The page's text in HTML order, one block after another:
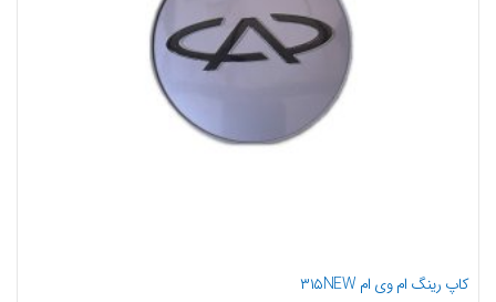
کاپ رینگ ام وی ام ۳۱۵NEW